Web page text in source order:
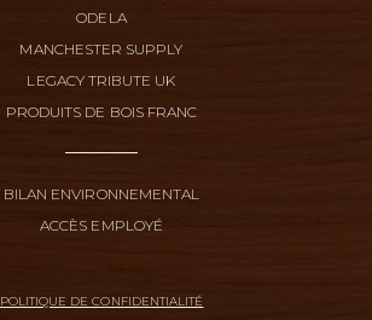
ODELA
MANCHESTER SUPPLY
LEGACY TRIBUTE UK
PRODUITS DE BOIS FRANC
BILAN ENVIRONNEMENTAL
ACCÈS EMPLOYÉ
POLITIQUE DE CONFIDENTIALITÉ